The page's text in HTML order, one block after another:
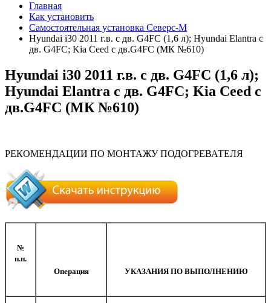
Главная
Как установить
Самостоятельная установка Северс-М
Hyundai i30 2011 г.в. с дв. G4FC (1,6 л); Hyundai Elantra с
дв. G4FC; Kia Ceed с дв.G4FC (МК №610)
Hyundai i30 2011 г.в. с дв. G4FC (1,6 л);
Hyundai Elantra с дв. G4FC; Kia Ceed с
дв.G4FC (МК №610)
РЕКОМЕНДАЦИИ ПО МОНТАЖУ ПОДОГРЕВАТЕЛЯ
№
п.п.
Операция
УКАЗАНИЯ ПО ВЫПОЛНЕНИЮ